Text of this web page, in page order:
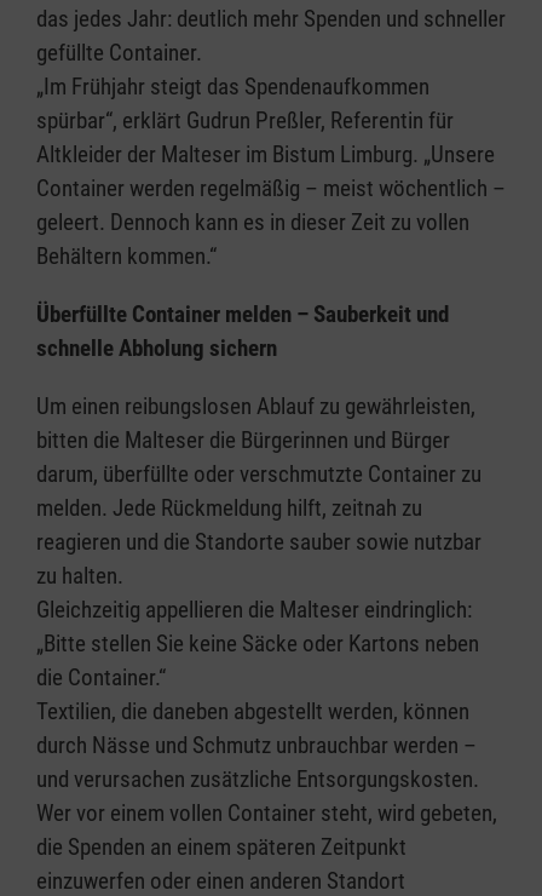
das jedes Jahr: deutlich mehr Spenden und schneller
gefüllte Container.
„Im Frühjahr steigt das Spendenaufkommen
spürbar“, erklärt Gudrun Preßler, Referentin für
Altkleider der Malteser im Bistum Limburg. „Unsere
Container werden regelmäßig – meist wöchentlich –
geleert. Dennoch kann es in dieser Zeit zu vollen
Behältern kommen.“
Überfüllte Container melden – Sauberkeit und
schnelle Abholung sichern
Um einen reibungslosen Ablauf zu gewährleisten,
bitten die Malteser die Bürgerinnen und Bürger
darum, überfüllte oder verschmutzte Container zu
melden. Jede Rückmeldung hilft, zeitnah zu
reagieren und die Standorte sauber sowie nutzbar
zu halten.
Gleichzeitig appellieren die Malteser eindringlich:
„Bitte stellen Sie keine Säcke oder Kartons neben
die Container.“
Textilien, die daneben abgestellt werden, können
durch Nässe und Schmutz unbrauchbar werden –
und verursachen zusätzliche Entsorgungskosten.
Wer vor einem vollen Container steht, wird gebeten,
die Spenden an einem späteren Zeitpunkt
einzuwerfen oder einen anderen Standort